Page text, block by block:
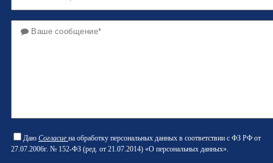
Даю Согласие на обработку персональных данных в соответствии с ФЗ РФ от
27.07.2006г. № 152-ФЗ (ред. от 21.07.2014) «О персональных данных».